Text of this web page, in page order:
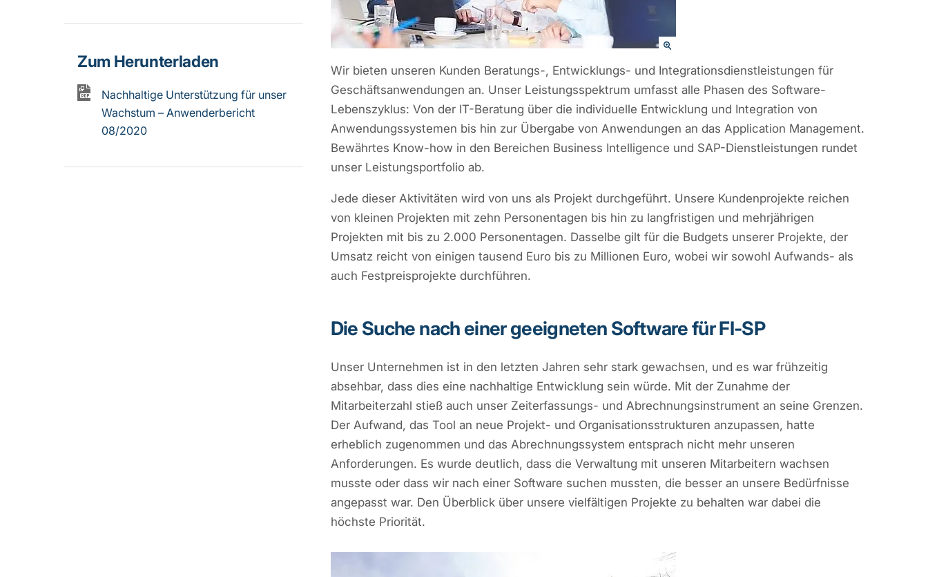
Wir bieten unseren Kunden Beratungs-, Entwicklungs- und Integrationsdienstleistungen für
Geschäftsanwendungen an. Unser Leistungsspektrum umfasst alle Phasen des Software-
Lebenszyklus: Von der IT-Beratung über die individuelle Entwicklung und Integration von
Anwendungssystemen bis hin zur Übergabe von Anwendungen an das Application Management.
Bewährtes Know-how in den Bereichen Business Intelligence und SAP-Dienstleistungen rundet
unser Leistungsportfolio ab.
Jede dieser Aktivitäten wird von uns als Projekt durchgeführt. Unsere Kundenprojekte reichen
von kleinen Projekten mit zehn Personentagen bis hin zu langfristigen und mehrjährigen
Projekten mit bis zu 2.000 Personentagen. Dasselbe gilt für die Budgets unserer Projekte, der
Umsatz reicht von einigen tausend Euro bis zu Millionen Euro, wobei wir sowohl Aufwands- als
auch Festpreisprojekte durchführen.
Die Suche nach einer geeigneten Software für FI-SP
Unser Unternehmen ist in den letzten Jahren sehr stark gewachsen, und es war frühzeitig
absehbar, dass dies eine nachhaltige Entwicklung sein würde. Mit der Zunahme der
Mitarbeiterzahl stieß auch unser Zeiterfassungs- und Abrechnungsinstrument an seine Grenzen.
Der Aufwand, das Tool an neue Projekt- und Organisationsstrukturen anzupassen, hatte
erheblich zugenommen und das Abrechnungssystem entsprach nicht mehr unseren
Anforderungen. Es wurde deutlich, dass die Verwaltung mit unseren Mitarbeitern wachsen
musste oder dass wir nach einer Software suchen mussten, die besser an unsere Bedürfnisse
angepasst war. Den Überblick über unsere vielfältigen Projekte zu behalten war dabei die
höchste Priorität.
Zum Herunterladen
Nachhaltige Unterstützung für unser
Wachstum – Anwenderbericht
08/2020